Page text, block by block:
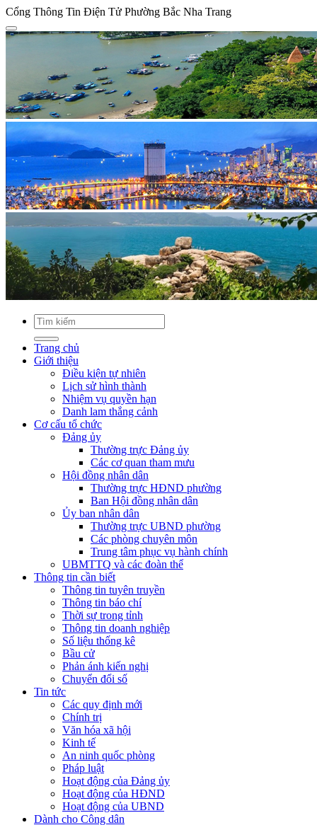
Cổng Thông Tin Điện Tử Phường Bắc Nha Trang
Trang chủ
Giới thiệu
Điều kiện tự nhiên
Lịch sử hình thành
Nhiệm vụ quyền hạn
Danh lam thắng cảnh
Cơ cấu tổ chức
Đảng ủy
Thường trực Đảng ủy
Các cơ quan tham mưu
Hội đồng nhân dân
Thường trực HĐND phường
Ban Hội đồng nhân dân
Ủy ban nhân dân
Thường trực UBND phường
Các phòng chuyên môn
Trung tâm phục vụ hành chính
UBMTTQ và các đoàn thể
Thông tin cần biết
Thông tin tuyên truyền
Thông tin báo chí
Thời sự trong tỉnh
Thông tin doanh nghiệp
Số liệu thống kê
Bầu cử
Phản ánh kiến nghị
Chuyển đổi số
Tin tức
Các quy định mới
Chính trị
Văn hóa xã hội
Kinh tế
An ninh quốc phòng
Pháp luật
Hoạt động của Đảng ủy
Hoạt động của HĐND
Hoạt động của UBND
Dành cho Công dân